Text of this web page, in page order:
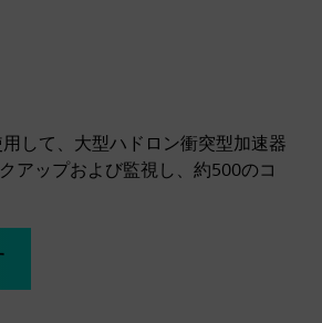
して、大型ハドロン衝突型加速器
アップおよび監視し、約500のコ